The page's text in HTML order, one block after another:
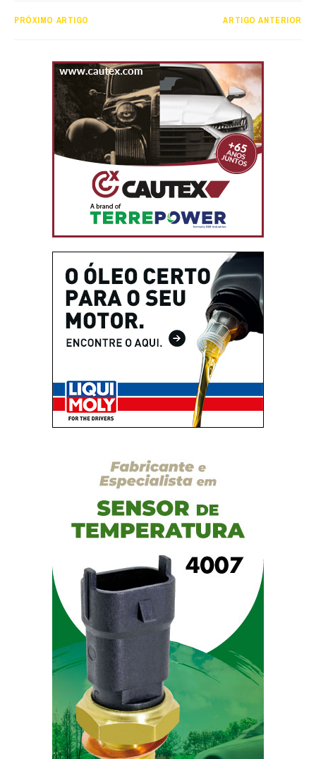
PRÓXIMO ARTIGO ARTIGO ANTERIOR